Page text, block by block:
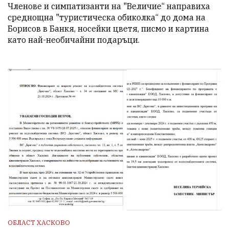
Членове и симпатизанти на "Величие“ направиха
среднощна "туристическа обиколка“ до дома на
Борисов в Банкя, носейки цветя, писмо и картинa
като най-необичайни подаръци.
ОБЛАСТ ХАСКОВО